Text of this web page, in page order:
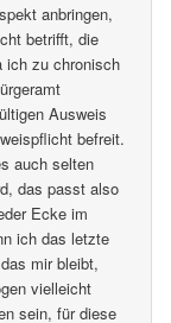
anbringen,
betrifft, die
ich zu chronisch
Ausweis
befreit.
auch selten
das passt also
Ecke im
ich das letzte
mir bleibt,
vielleicht
sein, für diese